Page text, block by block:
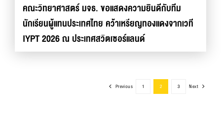
คณะวิทยาศาสตร์ มจธ. ขอแสดงความยินดีกับทีม
นักเรียนผู้แทนประเทศไทย คว้าเหรียญทองแดงจากเวที
IYPT 2026 ณ ประเทศสวิตเซอร์แลนด์
Previous 1 2 3 Next